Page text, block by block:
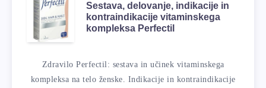
Sestava, delovanje, indikacije in
kontraindikacije vitaminskega
kompleksa Perfectil
Zdravilo Perfectil: sestava in učinek vitaminskega
kompleksa na telo ženske. Indikacije in kontraindikacije